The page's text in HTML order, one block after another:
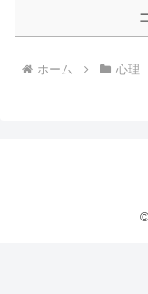
ホーム 心理